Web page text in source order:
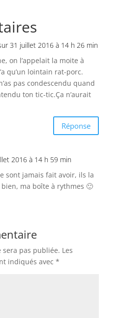
31 juillet 2016 à 14 h 26 min
on l’appelait la moite à
qu’un lointain rat-porc.
pas condescendu quand
ton tic-tic.Ça n’aurait
Réponse
2016 à 14 h 59 min
sont jamais fait avoir, ils la
ma boîte à rythmes 🙂
sera pas publiée. Les
indiqués avec *